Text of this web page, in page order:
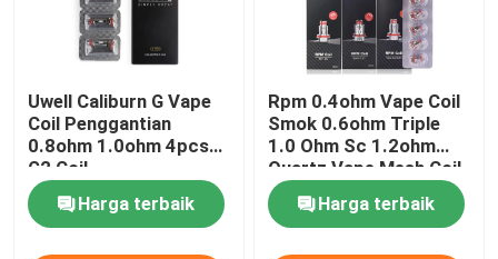
Uwell Caliburn G Vape
Coil Penggantian
0.8ohm 1.0ohm 4pcs
G2 Coil
Harga terbaik
Rpm 0.4ohm Vape Coil
Smok 0.6ohm Triple
1.0 Ohm Sc 1.2ohm
Quartz Vape Mesh Coil
Penggantian
Harga terbaik